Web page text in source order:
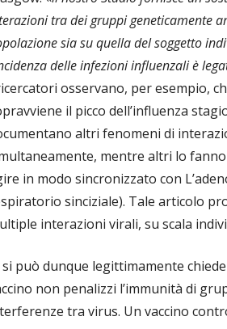
tra dei gruppi geneticamente
sia su quella del soggetto
delle infezioni influenzali è
osservano, per esempio,
il picco dell’influenza
altri fenomeni di
mentre altri lo
in modo sincronizzato con
sinciziale). Tale articolo
interazioni virali, su scala
si può dunque legittimamente
non penalizzi l’immunità di
tra virus. Un vaccino